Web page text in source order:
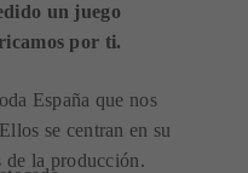
un juego
por ti.
España que nos
se centran en su
de la producción.